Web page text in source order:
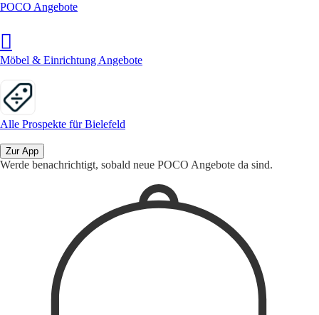
POCO Angebote
Möbel & Einrichtung Angebote
Alle Prospekte für Bielefeld
Zur App
Werde benachrichtigt, sobald neue POCO Angebote da sind.